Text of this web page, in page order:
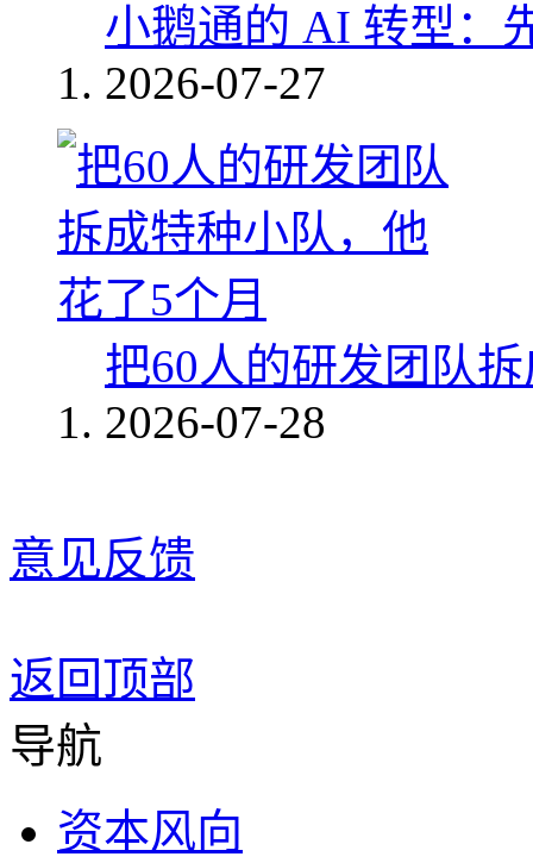
小鹅通的 AI 转型：
2026-07-27
把60人的研发团队
2026-07-28
意见反馈
返回顶部
导航
资本风向